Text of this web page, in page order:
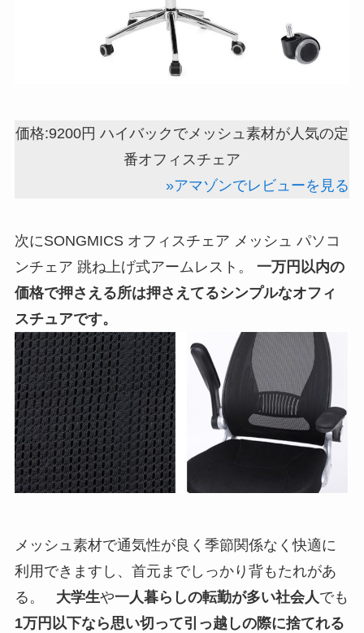
価格:9200円 ハイバックでメッシュ素材が人気の定
番オフィスチェア
»アマゾンでレビューを見る
次にSONGMICS オフィスチェア メッシュ パソコ
ンチェア 跳ね上げ式アームレスト。 一万円以内の
価格で押さえる所は押さえてるシンプルなオフィ
スチュアです。
メッシュ素材で通気性が良く季節関係なく快適に
利用できますし、首元までしっかり背もたれがあ
る。 大学生や一人暮らしの転勤が多い社会人でも
1万円以下なら思い切って引っ越しの際に捨てれる